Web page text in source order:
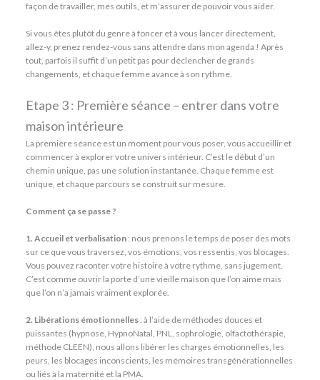
façon de travailler, mes outils, et m’assurer de pouvoir vous aider.
Si vous êtes plutôt du genre à foncer et à vous lancer directement,
allez-y, prenez rendez-vous sans attendre dans mon agenda ! Après
tout, parfois il suffit d’un petit pas pour déclencher de grands
changements, et chaque femme avance à son rythme.
Etape 3 : Première séance – entrer dans votre
maison intérieure
La première séance est un moment pour vous poser, vous accueillir et
commencer à explorer votre univers intérieur. C’est le début d’un
chemin unique, pas une solution instantanée. Chaque femme est
unique, et chaque parcours se construit sur mesure.
Comment ça se passe ?
1. Accueil et verbalisation: nous prenons le temps de poser des mots
sur ce que vous traversez, vos émotions, vos ressentis, vos blocages.
Vous pouvez raconter votre histoire à votre rythme, sans jugement.
C’est comme ouvrir la porte d’une vieille maison que l’on aime mais
que l’on n’a jamais vraiment explorée.
2. Libérations émotionnelles: à l’aide de méthodes douces et
puissantes (hypnose, HypnoNatal, PNL, sophrologie, olfactothérapie,
méthode CLEEN), nous allons libérer les charges émotionnelles, les
peurs, les blocages inconscients, les mémoires transgénérationnelles
ou liés à la maternité et la PMA.